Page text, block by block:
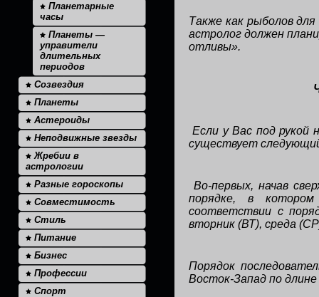
Планетарные
часы
Планеты —
управители
длительных
периодов
Созвездия
Планеты
Астероиды
Неподвижные звезды
Жребии в
астрологии
Разные гороскопы
Совместимость
Стиль
Питание
Бизнес
Профессии
Спорт
Также как рыболов
астролог должен
отливы».
Если у Вас под рукой
существует
Во-первых, начав
порядке, в
соответствии с
вторник (ВТ), среда
Порядок
Восток-Запад по длине